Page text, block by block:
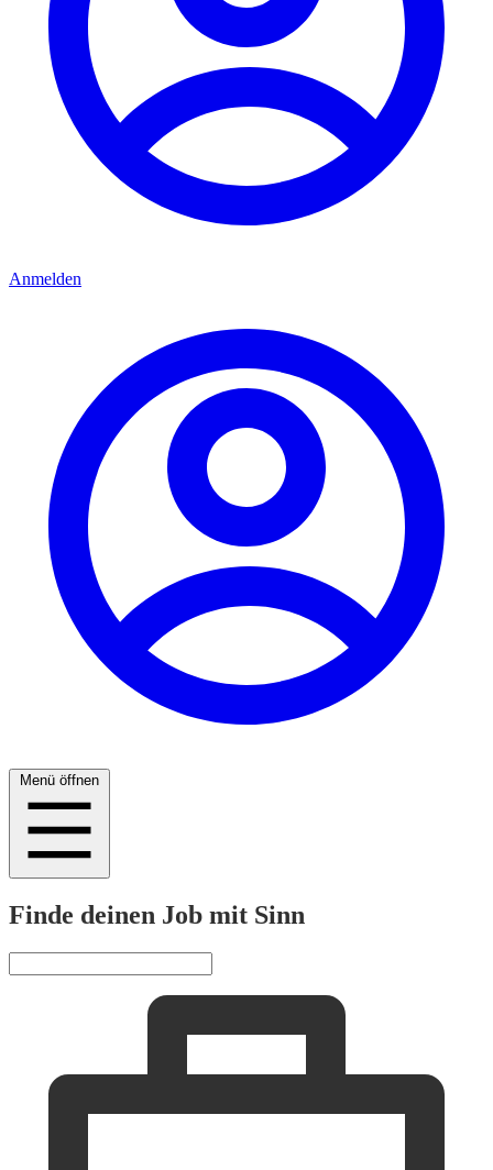
Anmelden
Menü öffnen
Finde deinen Job mit Sinn